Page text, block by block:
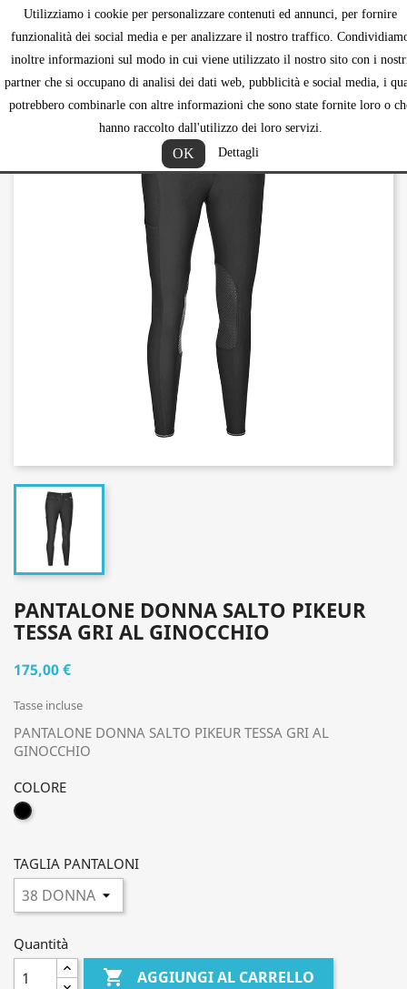
Utilizziamo i cookie per personalizzare contenuti ed annunci, per fornire
funzionalità dei social media e per analizzare il nostro traffico.
inoltre informazioni sul modo in cui viene utilizzato il nostro sito con i
partner che si occupano di analisi dei dati web, pubblicità e social media, i
potrebbero combinarle con altre informazioni che sono state fornite loro o
hanno raccolto dall'utilizzo dei loro servizi.
OK Dettagli

PANTALONE DONNA SALTO PIKEUR
TESSA GRI AL GINOCCHIO
175,00 €
Tasse incluse
PANTALONE DONNA SALTO PIKEUR TESSA GRI AL
GINOCCHIO
COLORE
NERO
TAGLIA PANTALONI
Quantità
 AGGIUNGI AL CARRELLO